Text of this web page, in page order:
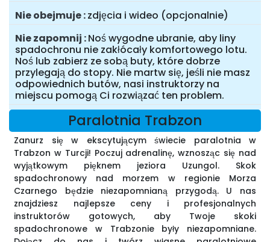
Nie obejmuje zdjęcia i wideo (opcjonalnie)
Nie zapomnij Noś wygodne ubranie, aby liny
spadochronu nie zakłócały komfortowego lotu.
Noś lub zabierz ze sobą buty, które dobrze
przylegają do stopy. Nie martw się, jeśli nie masz
odpowiednich butów, nasi instruktorzy na
miejscu pomogą Ci rozwiązać ten problem.
Paralotnia Trabzon
Zanurz się w ekscytującym świecie paralotnia w
Trabzon w Turcji! Poczuj adrenalinę, wznosząc się nad
wyjątkowym pięknem jeziora Uzungol. Skok
spadochronowy nad morzem w regionie Morza
Czarnego będzie niezapomnianą przygodą. U nas
znajdziesz najlepsze ceny i profesjonalnych
instruktorów gotowych, aby Twoje skoki
spadochronowe w Trabzonie były niezapomniane.